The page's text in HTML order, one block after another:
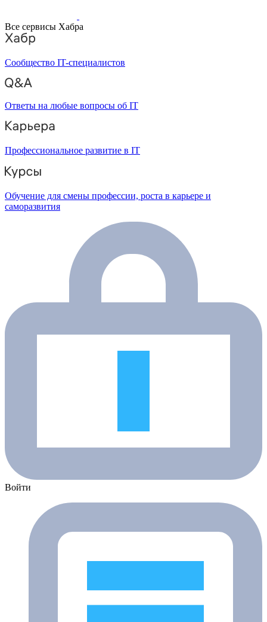
Все сервисы Хабра
Сообщество IT-специалистов
Ответы на любые вопросы об IT
Профессиональное развитие в IT
Обучение для смены профессии, роста в карьере и
саморазвития
Войти